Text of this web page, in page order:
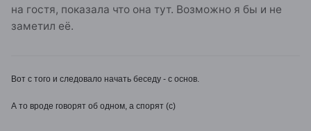
на гостя, показала что она тут. Возможно я бы и не
заметил её.
Вот с того и следовало начать беседу - с основ.
А то вроде говорят об одном, а спорят (с)